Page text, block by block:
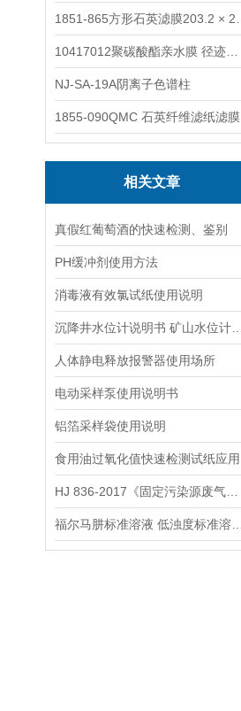
NJ-SA-19A阴离子色谱柱
1855-090QMC 石英纤维滤纸滤膜
相关文章
真假红葡萄酒的快速检测、鉴别
PH缓冲剂使用方法
消毒液有效氯试纸使用说明
人体静电释放报警器使用场所
电动采样泵使用说明书
铝箔采样袋使用说明
食用油过氧化值快速检测试纸应用